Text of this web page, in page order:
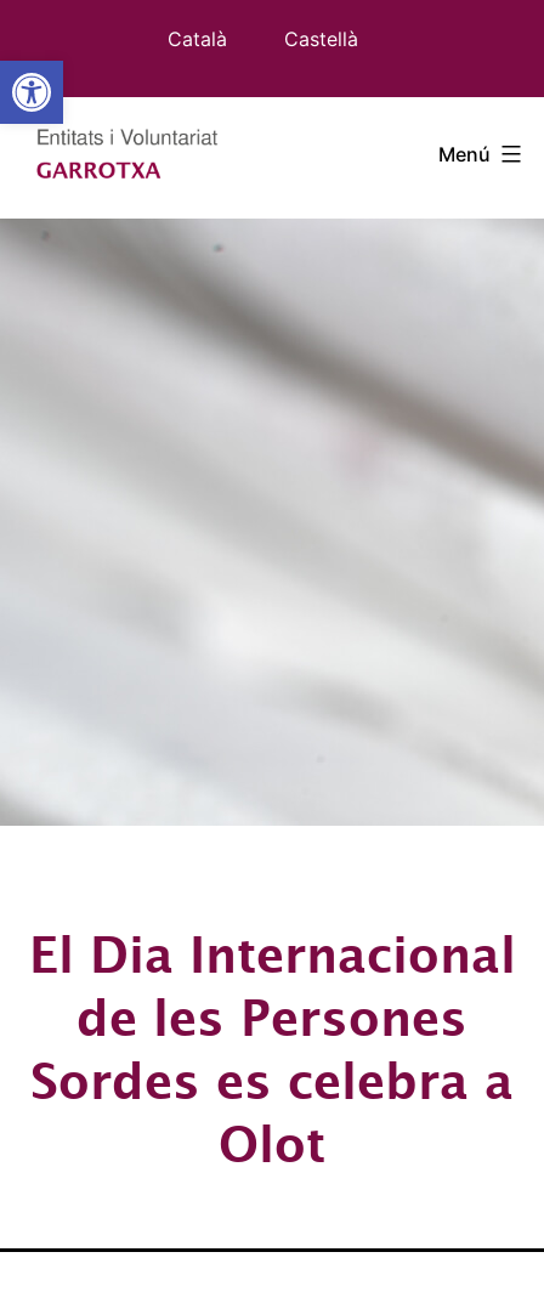
Obre la barra d'eines
al
contingut
Català Castellà
Menú
El Dia Internacional
de les Persones
Sordes es celebra a
Olot